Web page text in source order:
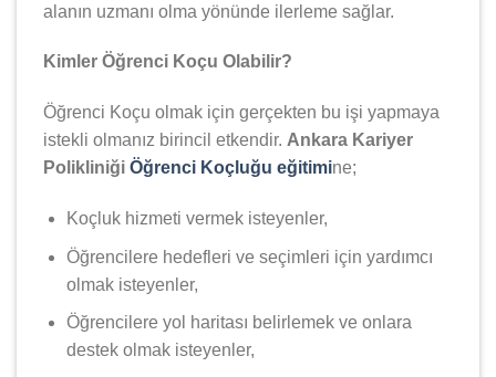
alanın uzmanı olma yönünde ilerleme sağlar.
Kimler Öğrenci Koçu Olabilir?
Öğrenci Koçu olmak için gerçekten bu işi yapmaya
istekli olmanız birincil etkendir. Ankara Kariyer
Polikliniği Öğrenci Koçluğu eğitimine;
Koçluk hizmeti vermek isteyenler,
Öğrencilere hedefleri ve seçimleri için yardımcı
olmak isteyenler,
Öğrencilere yol haritası belirlemek ve onlara
destek olmak isteyenler,